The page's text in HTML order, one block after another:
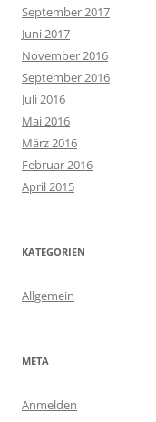
September 2017
Juni 2017
November 2016
September 2016
Juli 2016
Mai 2016
März 2016
Februar 2016
April 2015
KATEGORIEN
Allgemein
META
Anmelden